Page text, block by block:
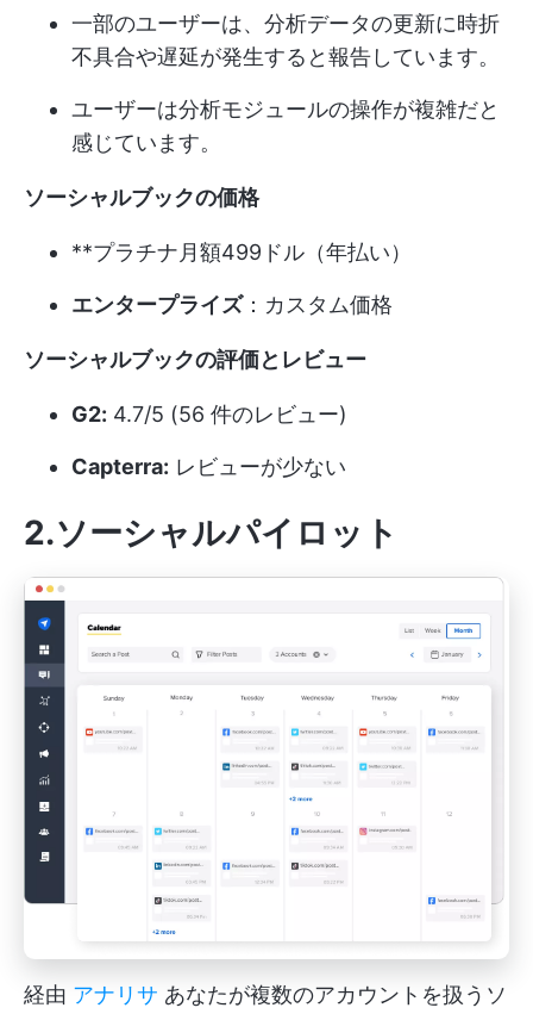
一部のユーザーは、分析データの更新に時折
不具合や遅延が発生すると報告しています。
ユーザーは分析モジュールの操作が複雑だと
感じています。
ソーシャルブックの価格
**プラチナ月額499ドル（年払い）
エンタープライズ：カスタム価格
ソーシャルブックの評価とレビュー
G2: 4.7/5 (56 件のレビュー)
Capterra: レビューが少ない
2.ソーシャルパイロット
経由 アナリサ あなたが複数のアカウントを扱うソ